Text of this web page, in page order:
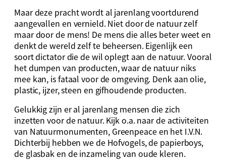
Maar deze pracht wordt al jarenlang voortdurend
aangevallen en vernield. Niet door de natuur zelf
maar door de mens! De mens die alles beter weet en
denkt de wereld zelf te beheersen. Eigenlijk een
soort dictator die de wil oplegt aan de natuur. Vooral
het dumpen van producten, waar de natuur niks
mee kan, is fataal voor de omgeving. Denk aan olie,
plastic, ijzer, steen en gifhoudende producten.
Gelukkig zijn er al jarenlang mensen die zich
inzetten voor de natuur. Kijk o.a. naar de activiteiten
van Natuurmonumenten, Greenpeace en het I.V.N.
Dichterbij hebben we de Hofvogels, de papierboys,
de glasbak en de inzameling van oude kleren.